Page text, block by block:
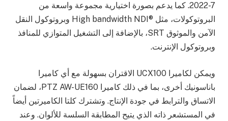
2022-7. كما يدعم بصورة اختيارية مجموعة واسعة من
البروتوكولات، مثل ®High bandwidth NDI وبروتوكول النقل
الآمن والموثوق SRT، بالإضافة إلى التشغيل المتوازي للمنافذ
وبروتوكول الإنترنت.
ويمكن لكاميرا UCX100 الاقتران بسهولة مع أي كاميرا
باناسونيك أخرى، بما في ذلك كاميرا PTZ AW-UE160، لضمان
الاتساق والترابط في جودة الإنتاج. وتشترك كلتا الكاميرتين أيضاً
في المستشعر ذاته الذي يتيح المطابقة السلسة للألوان. وعند